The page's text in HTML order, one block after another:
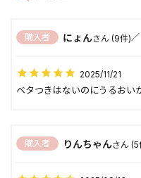
にょん 9
購入者
2025/11/21
ベタつきはないのにうるおい
りんちゃん 5
購入者